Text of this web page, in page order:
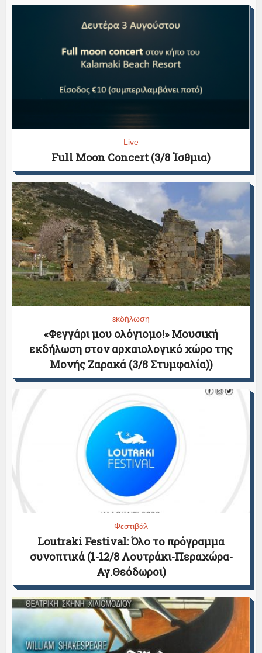
Live
Full Moon Concert (3/8 Ίσθμια)
εκδήλωση
«Φεγγάρι μου ολόγιομο!» Μουσική
εκδήλωση στον αρχαιολογικό χώρο της
Μονής Ζαρακά (3/8 Στυμφαλία))
Φεστιβάλ
Loutraki Festival: Όλο το πρόγραμμα
συνοπτικά (1-12/8 Λουτράκι-Περαχώρα-
Αγ.Θεόδωροι)